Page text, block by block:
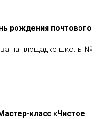
рождения почтового
на площадке школы №
класс «Чистое